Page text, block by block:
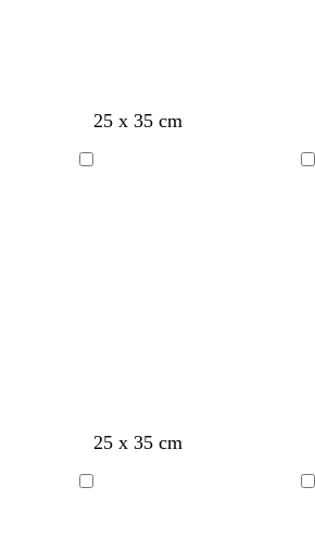
25 x 35 cm
25 x 35 cm